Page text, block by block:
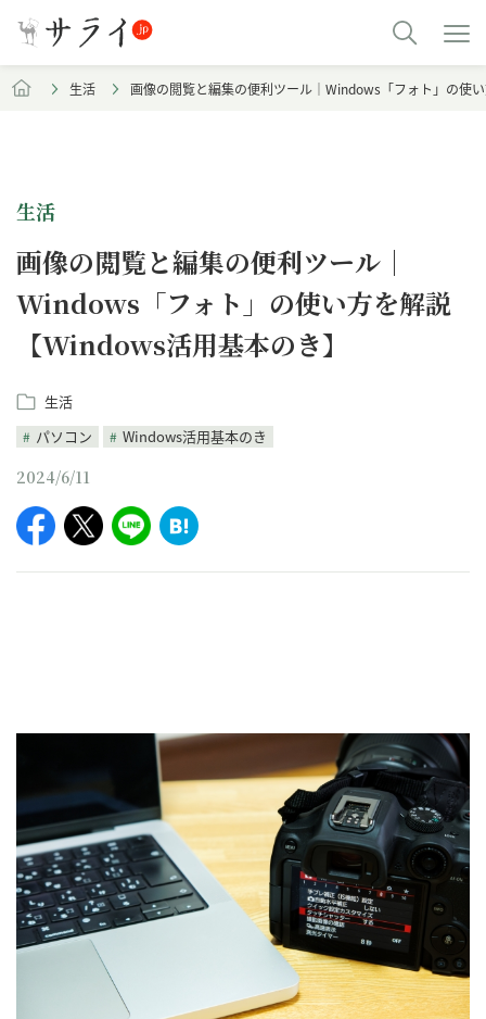
生活 画像の閲覧と編集の便利ツール｜Windows「フォト」の使
生活
画像の閲覧と編集の便利ツール｜
Windows「フォト」の使い方を解説
【Windows活用基本のき】
生活
パソコン
Windows活用基本のき
2024/6/11